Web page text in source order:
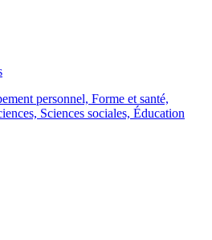
personnel, Forme et santé,
Sciences sociales, Éducation